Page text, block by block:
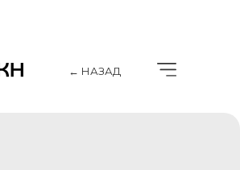
← НАЗАД